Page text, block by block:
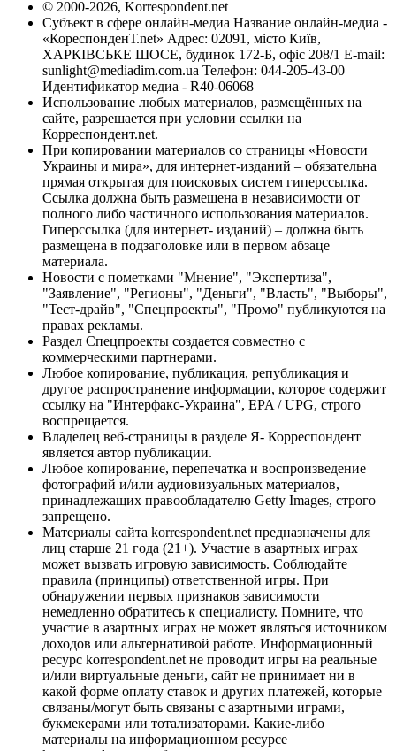
© 2000-2026, Korrespondent.net
Субъект в сфере онлайн-медиа Название онлайн-медиа -
«КореспонденТ.net» Адрес: 02091, місто Київ,
ХАРКІВСЬКЕ ШОСЕ, будинок 172-Б, офіс 208/1 E-mail:
sunlight@mediadim.com.ua Телефон: 044-205-43-00
Идентификатор медиа - R40-06068
Использование любых материалов, размещённых на
сайте, разрешается при условии ссылки на
Корреспондент.net.
При копировании материалов со страницы «Новости
Украины и мира», для интернет-изданий – обязательна
прямая открытая для поисковых систем гиперссылка.
Ссылка должна быть размещена в независимости от
полного либо частичного использования материалов.
Гиперссылка (для интернет- изданий) – должна быть
размещена в подзаголовке или в первом абзаце
материала.
Новости с пометками "Мнение", "Экспертиза",
"Заявление", "Регионы", "Деньги", "Власть", "Выборы",
"Тест-драйв", "Спецпроекты", "Промо" публикуются на
правах рекламы.
Раздел Спецпроекты создается совместно с
коммерческими партнерами.
Любое копирование, публикация, републикация и
другое распространение информации, которое содержит
ссылку на "Интерфакс-Украина", EPA / UPG, строго
воспрещается.
Владелец веб-страницы в разделе Я- Корреспондент
является автор публикации.
Любое копирование, перепечатка и воспроизведение
фотографий и/или аудиовизуальных материалов,
принадлежащих правообладателю Getty Images, строго
запрещено.
Материалы сайта korrespondent.net предназначены для
лиц старше 21 года (21+). Участие в азартных играх
может вызвать игровую зависимость. Соблюдайте
правила (принципы) ответственной игры. При
обнаружении первых признаков зависимости
немедленно обратитесь к специалисту. Помните, что
участие в азартных играх не может являться источником
доходов или альтернативой работе. Информационный
ресурс korrespondent.net не проводит игры на реальные
и/или виртуальные деньги, сайт не принимает ни в
какой форме оплату ставок и других платежей, которые
связаны/могут быть связаны с азартными играми,
букмекерами или тотализаторами. Какие-либо
материалы на информационном ресурсе